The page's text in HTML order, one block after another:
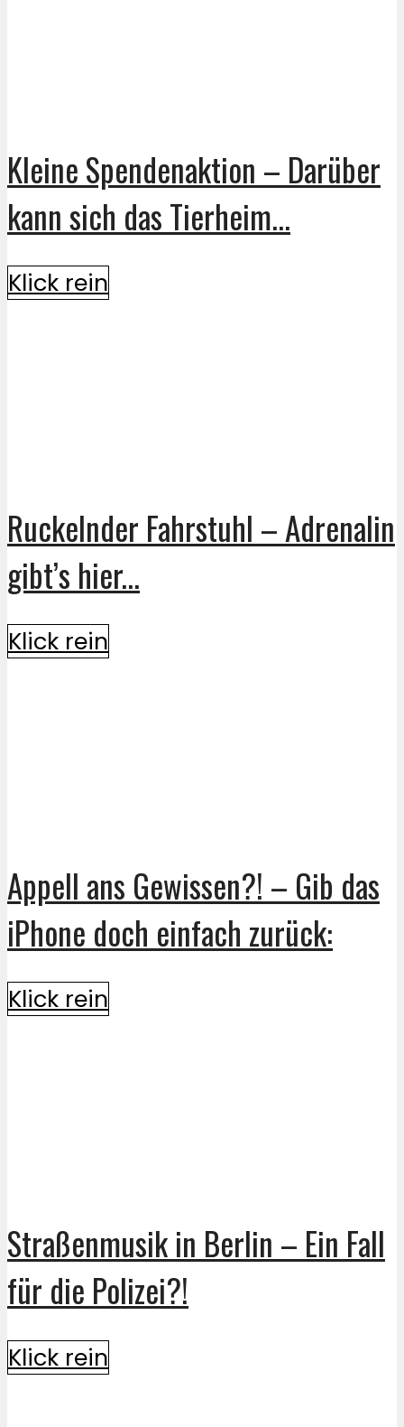
Kleine Spendenaktion – Darüber
kann sich das Tierheim...
Klick rein
Ruckelnder Fahrstuhl – Adrenalin
gibt’s hier...
Klick rein
Appell ans Gewissen?! – Gib das
iPhone doch einfach zurück:
Klick rein
Straßenmusik in Berlin – Ein Fall
für die Polizei?!
Klick rein